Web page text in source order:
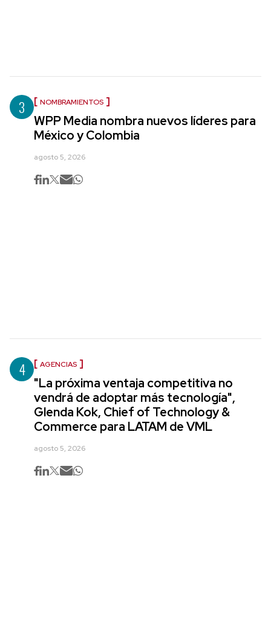
3 NOMBRAMIENTOS
WPP Media nombra nuevos líderes para
México y Colombia
agosto 5, 2026
4 AGENCIAS
"La próxima ventaja competitiva no
vendrá de adoptar más tecnología",
Glenda Kok, Chief of Technology &
Commerce para LATAM de VML
agosto 5, 2026